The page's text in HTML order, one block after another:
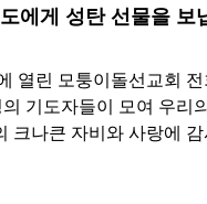
에게 성탄 선물을 보
열린 모퉁이돌선교회
기도자들이 모여 우리
크나큰 자비와 사랑에